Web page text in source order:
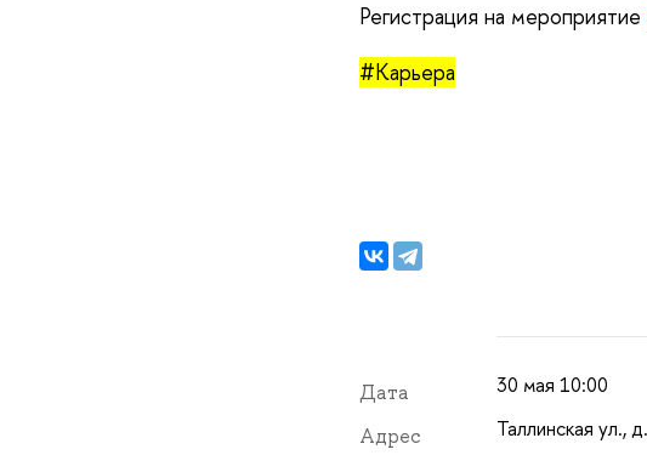
Регистрация на мероприятие
#Карьера
Дата 30 мая 10:00
Адрес Таллинская ул.,